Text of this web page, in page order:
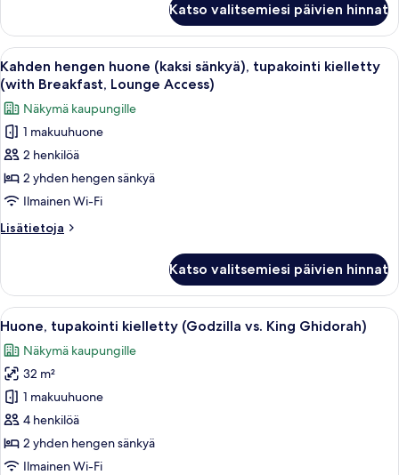
Lounge
Access)
kuvat
huone
(kaksi
sänkyä),
tupakointi
kielletty
(with
Lounge
Access)
Katso valitsemiesi päivien hinnat
Avaa
kaikki
huonetyypin
Kahden
hengen
huone
(kaksi
sänkyä),
tupakointi
kielletty
Breakfast,
Lounge
Access)
kuvat
Hotellihuone, jossa on kaksi
7
Kahden hengen huone (kaksi sänkyä), tupakointi kielletty
(with Breakfast, Lounge Access)
Näkymä kaupungille
1 makuuhuone
2 henkilöä
2 yhden hengen sänkyä
Ilmainen Wi-Fi
Lisätietoja
Lisätietoja
huone
(kaksi
sänkyä),
kielletty
(with
Breakfast,
Lounge
Access)
Katso valitsemiesi päivien hinnat
Avaa
kaikki
huonetyypin
Huone,
tupakointi
kielletty
(Godzilla
vs.
Teemahuone, jonka seinällä on
4
Huone, tupakointi kielletty (Godzilla vs. King Ghidorah)
Näkymä kaupungille
32 m²
1 makuuhuone
4 henkilöä
2 yhden hengen sänkyä
Ilmainen Wi-Fi